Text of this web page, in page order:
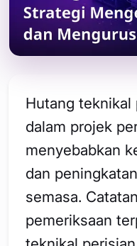
Hutang teknikal
dalam projek
menyebabkan
dan
semasa.
pemeriksaan